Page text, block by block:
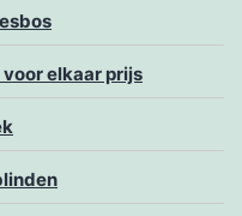
elkaar prijs